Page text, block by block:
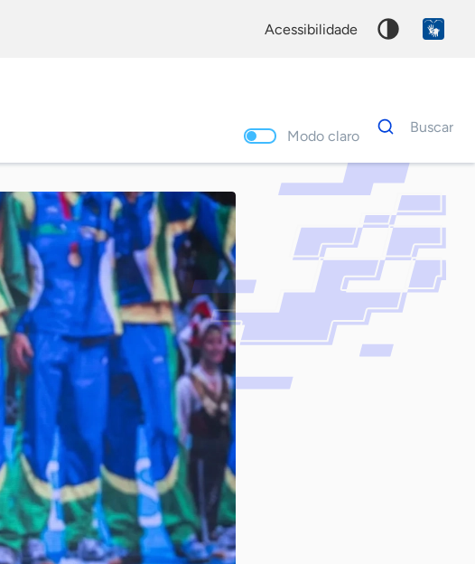
acessibilidade
Modo claro
Dados
para
Buscar
Palavra
chave